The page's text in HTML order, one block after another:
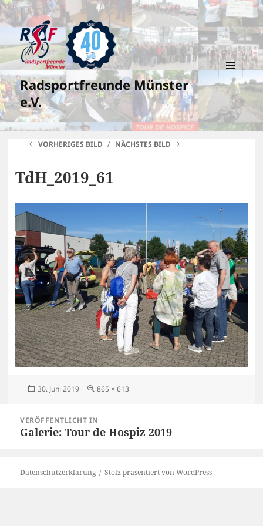
Radsportfreunde Münster
e.V.
MENÜ
UND
WIDGETS
VORHERIGES BILD NÄCHSTES BILD
TdH_2019_61
Veröffentlicht
30. Juni 2019 Originalgröße
865 × 613
VERÖFFENTLICHT IN
Galerie: Tour de Hospiz 2019
Datenschutzerklärung Stolz präsentiert von WordPress